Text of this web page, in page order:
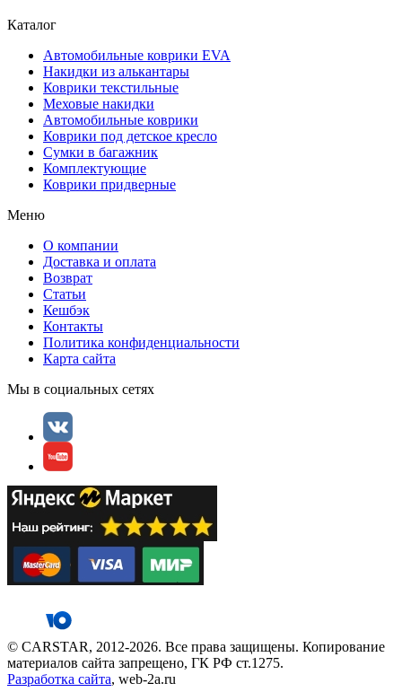
Каталог
Автомобильные коврики EVA
Накидки из алькантары
Коврики текстильные
Меховые накидки
Автомобильные коврики
Коврики под детское кресло
Сумки в багажник
Комплектующие
Коврики придверные
Меню
О компании
Доставка и оплата
Возврат
Статьи
Кешбэк
Контакты
Политика конфиденциальности
Карта сайта
Мы в социальных сетях
© CARSTAR, 2012-2026. Все права защищены. Копирование
материалов сайта запрещено, ГК РФ ст.1275.
Разработка сайта, web-2a.ru